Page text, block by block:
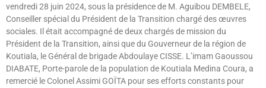
vendredi 28 juin 2024, sous la présidence de M. Aguibou DEMBELE,
Conseiller spécial du Président de la Transition chargé des œuvres
sociales. Il était accompagné de deux chargés de mission du
Président de la Transition, ainsi que du Gouverneur de la région de
Koutiala, le Général de brigade Abdoulaye CISSE. L’imam Gaoussou
DIABATE, Porte-parole de la population de Koutiala Medina Coura, a
remercié le Colonel Assimi GOÏTA pour ses efforts constants pour